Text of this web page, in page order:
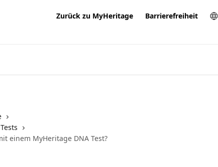
Zurück zu MyHeritage Barrierefreiheit
einem MyHeritage DNA Test?